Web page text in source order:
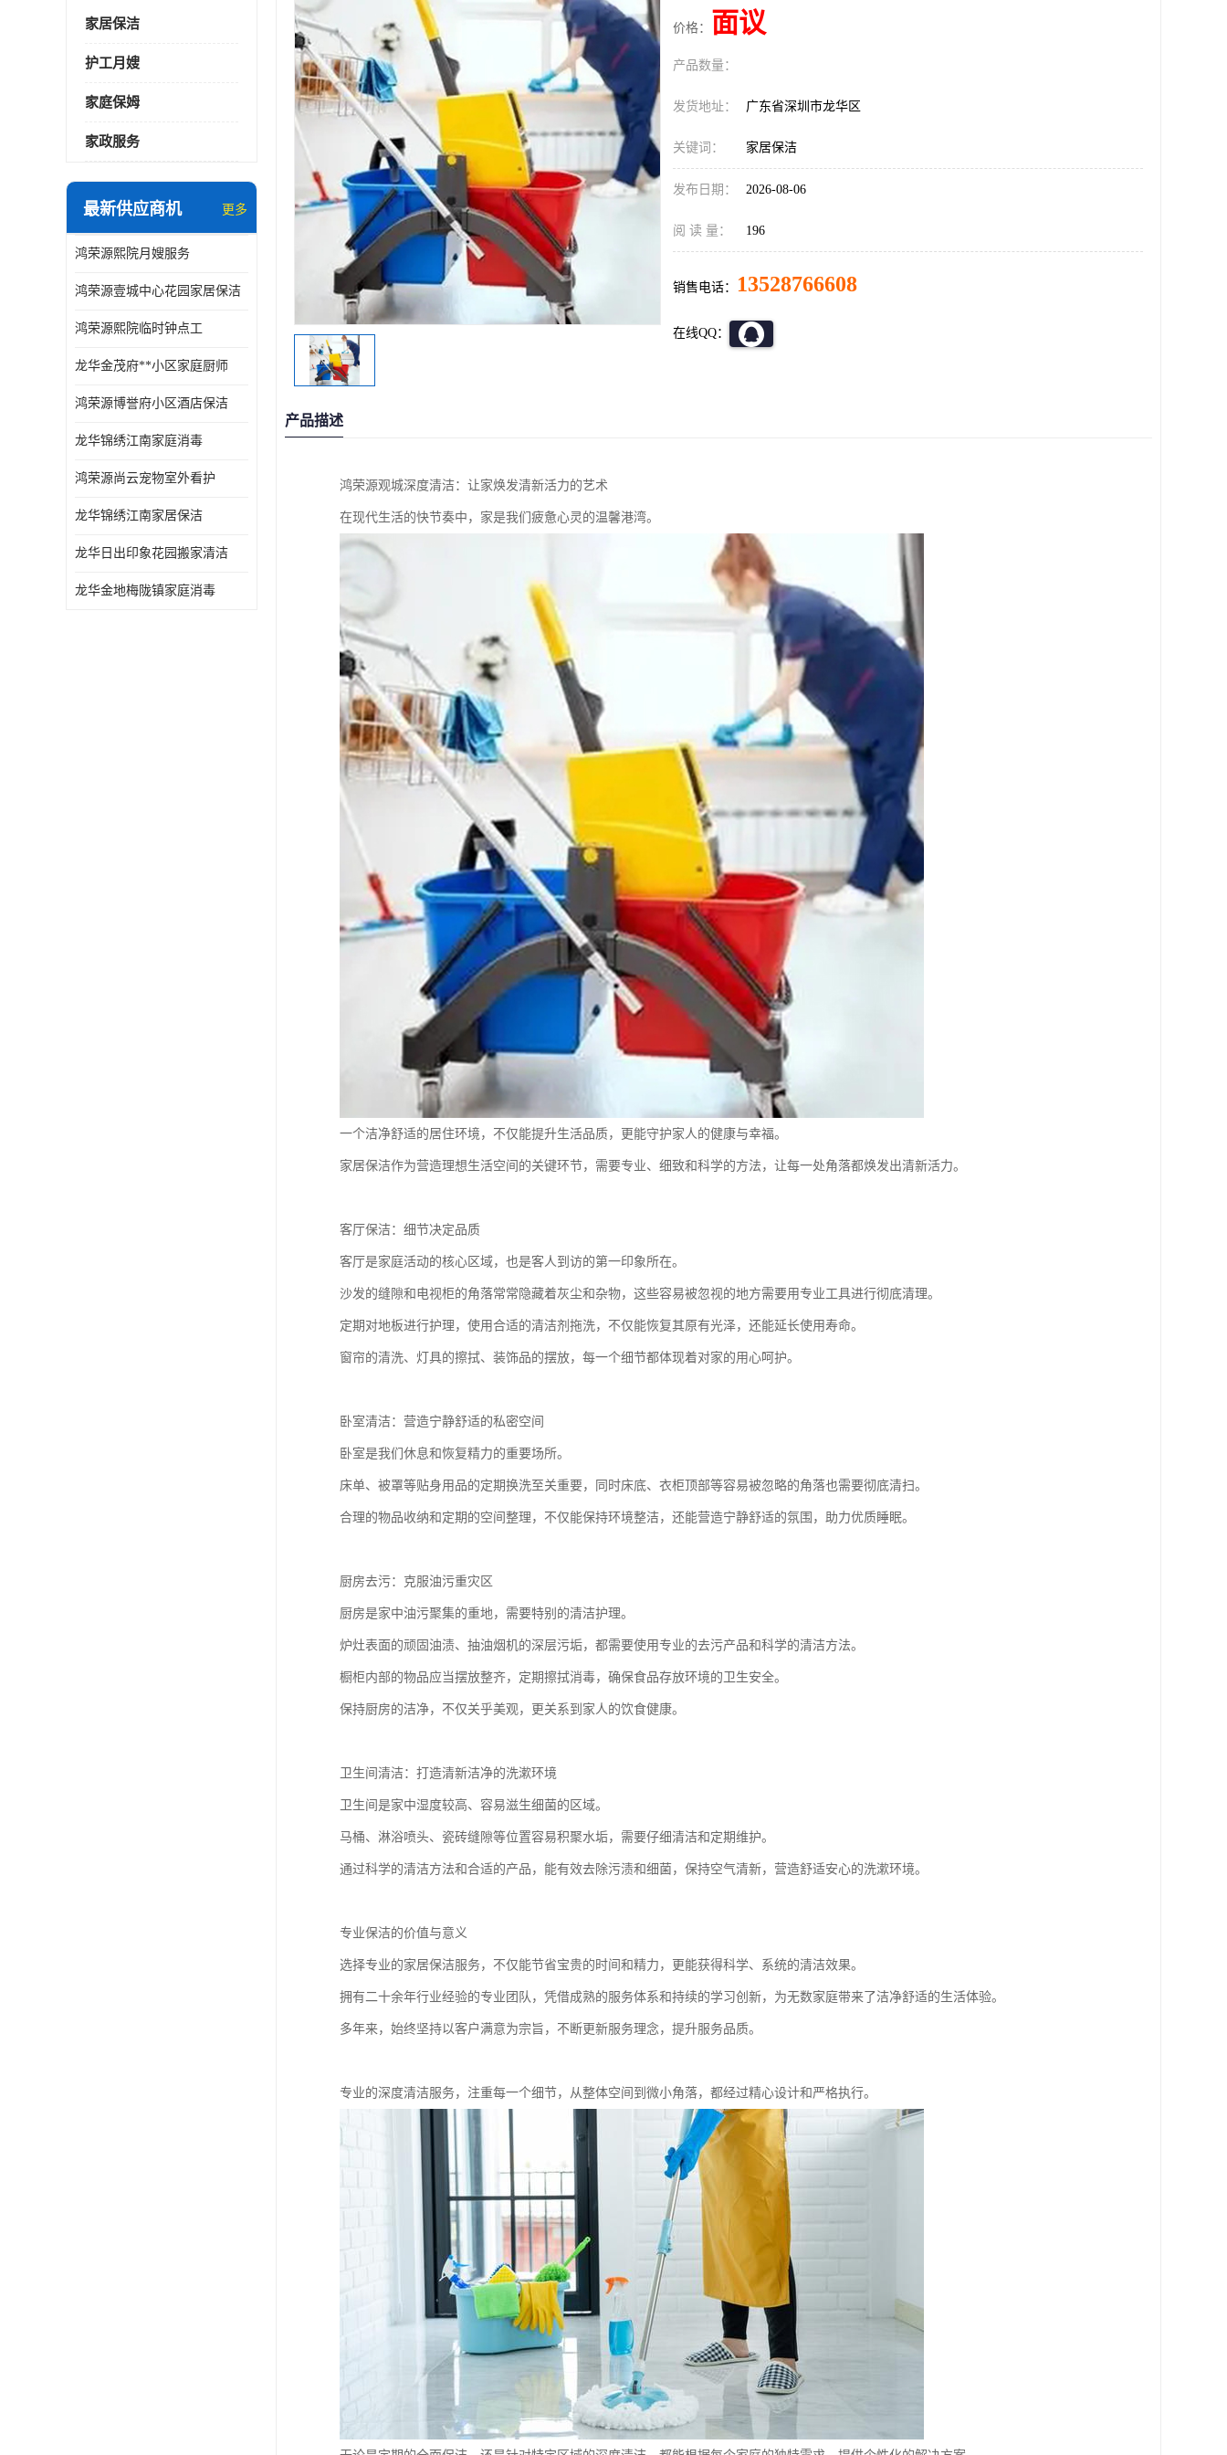
家居保洁
护工月嫂
家庭保姆
家政服务
最新供应商机 更多
鸿荣源熙院月嫂服务
鸿荣源壹城中心花园家居保洁
鸿荣源熙院临时钟点工
龙华金茂府**小区家庭厨师
鸿荣源博誉府小区酒店保洁
龙华锦绣江南家庭消毒
鸿荣源尚云宠物室外看护
龙华锦绣江南家居保洁
龙华日出印象花园搬家清洁
龙华金地梅陇镇家庭消毒
价格： 面议
产品数量：
发货地址： 广东省深圳市龙华区
关键词： 家居保洁
发布日期： 2026-08-06
阅 读 量： 196
销售电话： 13528766608
在线QQ：
产品描述
鸿荣源观城深度清洁：让家焕发清新活力的艺术
在现代生活的快节奏中，家是我们疲惫心灵的温馨港湾。
一个洁净舒适的居住环境，不仅能提升生活品质，更能守护家人的健康与幸福。
家居保洁作为营造理想生活空间的关键环节，需要专业、细致和科学的方法，让每一处角落都焕发出清新活力。
客厅保洁：细节决定品质
客厅是家庭活动的核心区域，也是客人到访的第一印象所在。
沙发的缝隙和电视柜的角落常常隐藏着灰尘和杂物，这些容易被忽视的地方需要用专业工具进行彻底清理。
定期对地板进行护理，使用合适的清洁剂拖洗，不仅能恢复其原有光泽，还能延长使用寿命。
窗帘的清洗、灯具的擦拭、装饰品的摆放，每一个细节都体现着对家的用心呵护。
卧室清洁：营造宁静舒适的私密空间
卧室是我们休息和恢复精力的重要场所。
床单、被罩等贴身用品的定期换洗至关重要，同时床底、衣柜顶部等容易被忽略的角落也需要彻底清扫。
合理的物品收纳和定期的空间整理，不仅能保持环境整洁，还能营造宁静舒适的氛围，助力优质睡眠。
厨房去污：克服油污重灾区
厨房是家中油污聚集的重地，需要特别的清洁护理。
炉灶表面的顽固油渍、抽油烟机的深层污垢，都需要使用专业的去污产品和科学的清洁方法。
橱柜内部的物品应当摆放整齐，定期擦拭消毒，确保食品存放环境的卫生安全。
保持厨房的洁净，不仅关乎美观，更关系到家人的饮食健康。
卫生间清洁：打造清新洁净的洗漱环境
卫生间是家中湿度较高、容易滋生细菌的区域。
马桶、淋浴喷头、瓷砖缝隙等位置容易积聚水垢，需要仔细清洁和定期维护。
通过科学的清洁方法和合适的产品，能有效去除污渍和细菌，保持空气清新，营造舒适安心的洗漱环境。
专业保洁的价值与意义
选择专业的家居保洁服务，不仅能节省宝贵的时间和精力，更能获得科学、系统的清洁效果。
拥有二十余年行业经验的专业团队，凭借成熟的服务体系和持续的学习创新，为无数家庭带来了洁净舒适的生活体验。
多年来，始终坚持以客户满意为宗旨，不断更新服务理念，提升服务品质。
专业的深度清洁服务，注重每一个细节，从整体空间到微小角落，都经过精心设计和严格执行。